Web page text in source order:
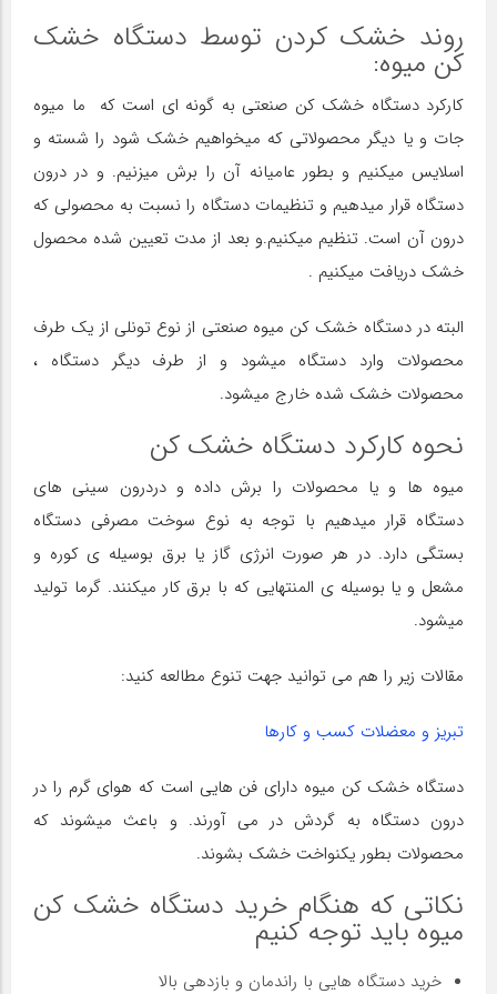
روند خشک کردن توسط دستگاه خشک
کن میوه:
کارکرد دستگاه خشک کن صنعتی به گونه ای است که ما میوه
جات و یا دیگر محصولاتی که میخواهیم خشک شود را شسته و
اسلایس میکنیم و بطور عامیانه آن را برش میزنیم. و در درون
دستگاه قرار میدهیم و تنظیمات دستگاه را نسبت به محصولی که
درون آن است. تنظیم میکنیم.و بعد از مدت تعیین شده محصول
خشک دریافت میکنیم .
البته در دستگاه خشک کن میوه صنعتی از نوع تونلی از یک طرف
محصولات وارد دستگاه میشود و از طرف دیگر دستگاه ،
محصولات خشک شده خارج میشود.
نحوه کارکرد دستگاه خشک کن
میوه ها و یا محصولات را برش داده و دردرون سینی های
دستگاه قرار میدهیم با توجه به نوع سوخت مصرفی دستگاه
بستگی دارد. در هر صورت انرژی گاز یا برق بوسیله ی کوره و
مشعل و یا بوسیله ی المنتهایی که با برق کار میکنند. گرما تولید
میشود.
مقالات زیر را هم می توانید جهت تنوع مطالعه کنید:
تبریز و معضلات کسب و کارها
دستگاه خشک کن میوه دارای فن هایی است که هوای گرم را در
درون دستگاه به گردش در می آورند. و باعث میشوند که
محصولات بطور یکنواخت خشک بشوند.
نکاتی که هنگام خرید دستگاه خشک کن
میوه باید توجه کنیم
خرید دستگاه هایی با راندمان و بازدهی بالا